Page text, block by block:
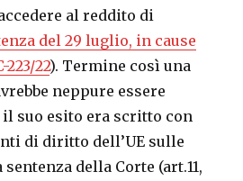
al reddito di
del 29 luglio, in cause
223/22). Termine così una
neppure essere
suo esito era scritto con
di diritto dell’UE sulle
della Corte (art.11,